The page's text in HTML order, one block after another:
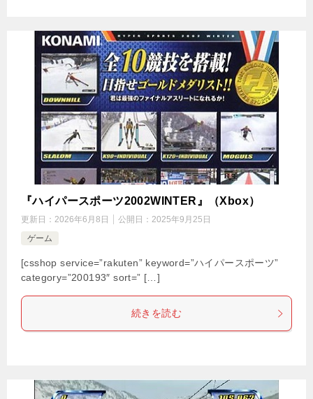
『ハイパースポーツ2002WINTER』（Xbox）
更新日： 2026年6月8日 公開日： 2025年9月25日
ゲーム
[csshop service=”rakuten” keyword=”ハイパースポーツ”
category=”200193″ sort=” […]
続きを読む